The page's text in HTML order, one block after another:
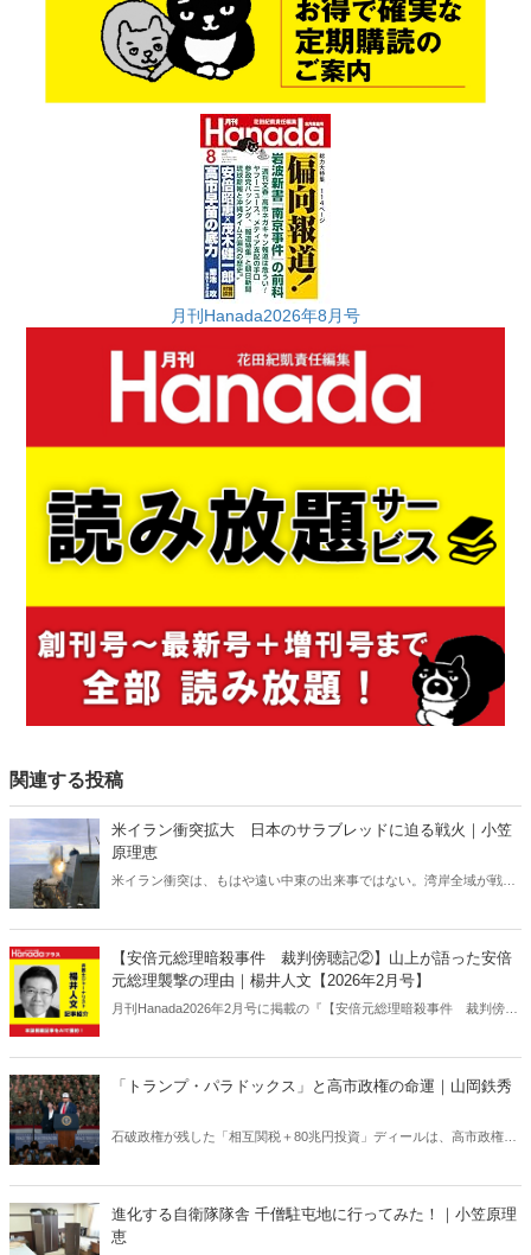
月刊Hanada2026年8月号
関連する投稿
米イラン衝突拡大 日本のサラブレッドに迫る戦火｜小笠
原理恵
米イラン衝突は、もはや遠い中東の出来事ではない。湾岸全域が戦域
題がある。邦人保護は万全なのか。そして、国際舞台に立つ日本のサ
ラブレッドの安全は守られるのか。戦火は思わぬところに影を落とし
ている――。
【安倍元総理暗殺事件 裁判傍聴記②】山上が語った安倍
元総理襲撃の理由｜楊井人文【2026年2月号】
月刊Hanada2026年2月号に掲載の『【安倍元総理暗殺事件 裁判傍聴
「トランプ・パラドックス」と高市政権の命運｜山岡鉄秀
石破政権が残した「相互関税＋80兆円投資」ディールは、高市政権に
っている。
進化する自衛隊隊舎 千僧駐屯地に行ってみた！｜小笠原理
恵